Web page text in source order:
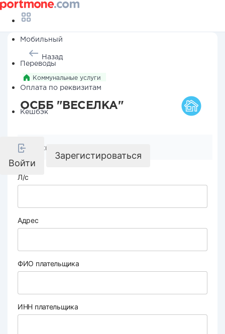
Мобильный
Переводы
Оплата по реквизитам
Кешбэк
Войти
Зарегистироваться
Назад
Коммунальные услуги
ОСББ "ВЕСЕЛКА"
Реквизиты компании
Л/с
Адрес
ФИО плательщика
ИНН плательщика